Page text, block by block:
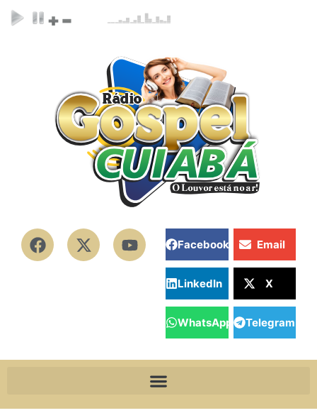
Facebook Email
LinkedIn X
WhatsApp Telegram